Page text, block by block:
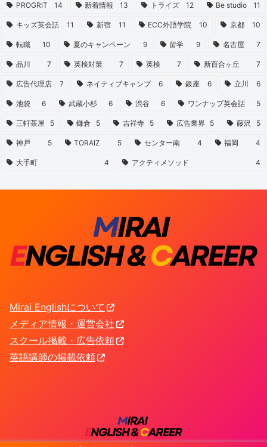
PROGRIT 14 新着情報 13 トライズ 12 Be studio 11
キッズ英会話 11 新宿 11 ECC外語学院 10 京都 10
転職 10 夏のキャンペーン 9 留学 9 名古屋 7
品川 7 英検対策 7 英検 7 新百合ヶ丘 7
広告代理店 7 ネイティブキャンプ 6 銀座 6 立川 6
池袋 6 武蔵小杉 6 渋谷 6 ワンナップ英会話 5
三軒茶屋 5 鎌倉 5 吉祥寺 5 広告業界 5 藤沢 5
神戸 5 TORAIZ 5 センター南 4 福岡 4
大手町 4 アクティメソッド 4
Mirai Englishについて
メディア情報・運営会社
スクール掲載・広告依頼
英語講師の掲載依頼